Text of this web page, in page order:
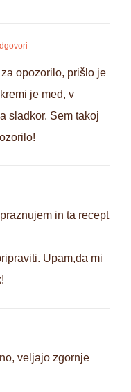
opozorilo, prišlo je
je med, v
sladkor. Sem takoj
in ta recept
Upam,da mi
veljajo zgornje